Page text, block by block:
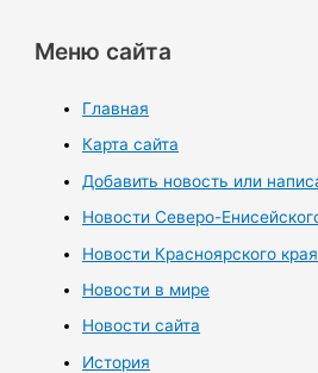
Меню сайта
Главная
Карта сайта
Добавить новость или
Новости Северо-
Новости Красноярского края
Новости в мире
Новости сайта
История